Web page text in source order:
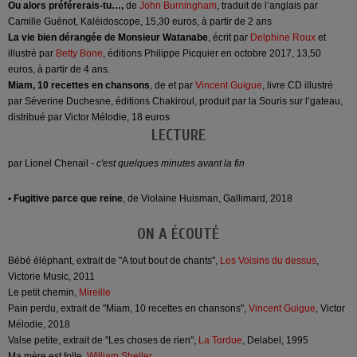
Ou alors préférerais-tu…, de John Burningham , traduit de l’anglais par
Camille Guénot, Kaléidoscope, 15,30 euros, à partir de 2 ans
La vie bien dérangée de Monsieur Watanabe , écrit par Delphine Roux et
illustré par Betty Bone , éditions Philippe Picquier en octobre 2017, 13,50
euros, à partir de 4 ans.
Miam, 10 recettes en chansons , de et par Vincent Guigue , livre CD illustré
par Séverine Duchesne, éditions Chakiroul, produit par la Souris sur l’gateau,
distribué par Victor Mélodie, 18 euros
LECTURE
par Lionel Chenail - c'est quelques minutes avant la fin
• Fugitive parce que reine , de Violaine Huisman, Gallimard, 2018
ON A ÉCOUTÉ
Bébé éléphant, extrait de "A tout bout de chants", Les Voisins du dessus
Victorie Music, 2011
Le petit chemin, Mireille
Pain perdu, extrait de "Miam, 10 recettes en chansons", Vincent Guigue , Victor
Mélodie, 2018
Valse petite, extrait de "Les choses de rien", La Tordue , Delabel, 1995